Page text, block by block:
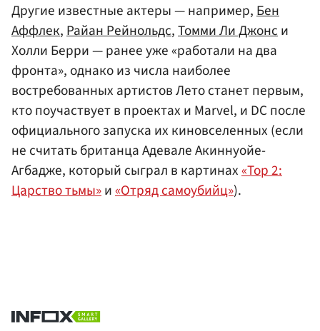
Другие известные актеры — например,Бен
Аффлек,Райан Рейнольдс,Томми Ли Джонси
Холли Берри — ранее уже «работали на два
фронта», однако из числа наиболее
востребованных артистов Лето станет первым,
кто поучаствует в проектах и Marvel, и DC после
официального запуска их киновселенных (если
не считать британца Адевале Акиннуойе-
Агбадже, который сыграл в картинах«Тор 2:
Царство тьмы»и«Отряд самоубийц»).